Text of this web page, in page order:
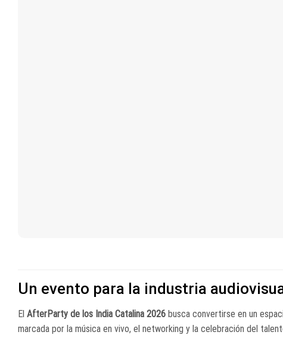
Un evento para la industria
El AfterParty de los India Catalina 2026 busca convertirse en un
marcada por la música en vivo, el networking y la celebración del